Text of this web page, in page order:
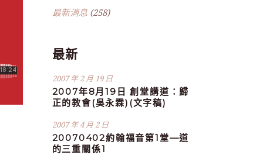
最新消息(258)
最新
2007 年 2 月 19 日
2007年8月19日 創堂講道：歸
正的教會(吳永霖)(文字稿)
2007 年 4 月 2 日
20070402約翰福音第1堂—道
的三重關係1